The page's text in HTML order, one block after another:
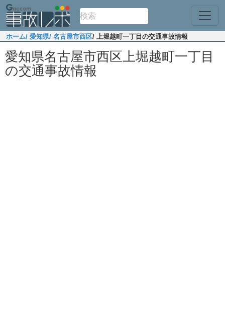
ホーム/ 愛知県/ 名古屋市西区/ 上堀越町一丁目の交通事故情報
愛知県名古屋市西区上堀越町一丁目
の交通事故情報